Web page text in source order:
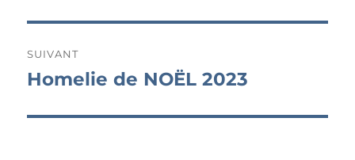
SUIVANT
Publication
Homelie de NOËL 2023